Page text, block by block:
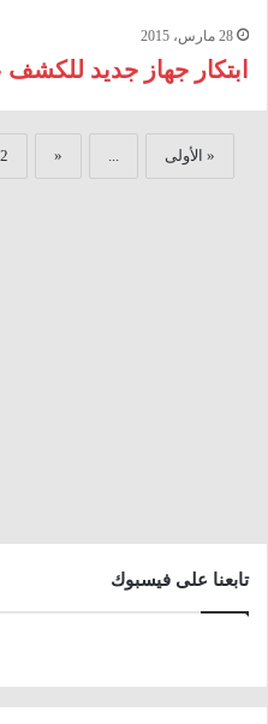
28 مارس، 2015
ابتكار جهاز جديد
« الأولى «
2
تابعنا على فيسبوك